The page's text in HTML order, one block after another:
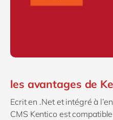
les avantages de
Ecrit en .Net et intégré à
CMS Kentico est